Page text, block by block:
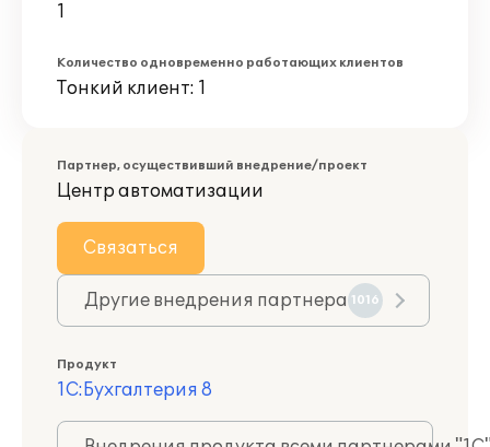
1
Количество одновременно работающих клиентов
Тонкий клиент: 1
Партнер, осуществивший внедрение/проект
Центр автоматизации
Связаться
Другие внедрения партнера 1016
Продукт
1С:Бухгалтерия 8